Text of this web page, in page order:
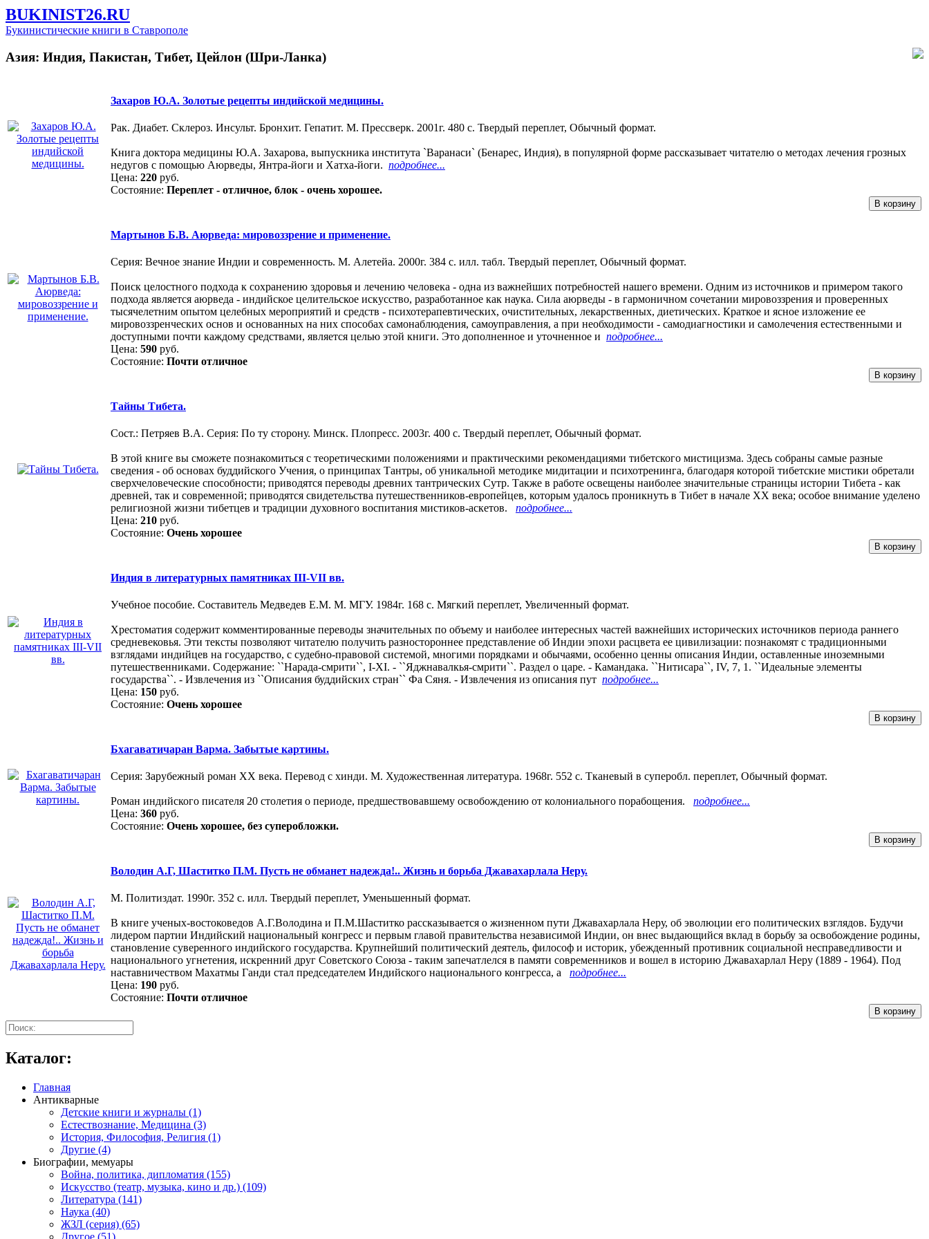
BUKINIST26.RU
Букинистические книги в Ставрополе
Азия: Индия, Пакистан, Тибет, Цейлон (Шри-Ланка)
Захаров Ю.А. Золотые рецепты индийской медицины.
Рак. Диабет. Склероз. Инсульт. Бронхит. Гепатит. М. Прессверк. 2001г. 480 с. Твердый переплет, Обычный формат.
Книга доктора медицины Ю.А. Захарова, выпускника института `Варанаси` (Бенарес, Индия), в популярной форме рассказывает читателю о методах лечения грозных
недугов с помощью Аюрведы, Янтра-йоги и Хатха-йоги. подробнее...
Цена: 220 руб.
Состояние: Переплет - отличное, блок - очень хорошее.
Мартынов Б.В. Аюрведа: мировоззрение и применение.
Серия: Вечное знание Индии и современность. М. Алетейа. 2000г. 384 с. илл. табл. Твердый переплет, Обычный формат.
Поиск целостного подхода к сохранению здоровья и лечению человека - одна из важнейших потребностей нашего времени. Одним из источников и примером такого
подхода является аюрведа - индийское целительское искусство, разработанное как наука. Сила аюрведы - в гармоничном сочетании мировоззрения и проверенных
тысячелетним опытом целебных мероприятий и средств - психотерапевтических, очистительных, лекарственных, диетических. Краткое и ясное изложение ее
мировоззренческих основ и основанных на них способах самонаблюдения, самоуправления, а при необходимости - самодиагностики и самолечения естественными и
доступными почти каждому средствами, является целью этой книги. Это дополненное и уточненное и подробнее...
Цена: 590 руб.
Состояние: Почти отличное
Тайны Тибета.
Сост.: Петряев В.А. Серия: По ту сторону. Минск. Плопресс. 2003г. 400 с. Твердый переплет, Обычный формат.
В этой книге вы сможете познакомиться с теоретическими положениями и практическими рекомендациями тибетского мистицизма. Здесь собраны самые разные
сведения - об основах буддийского Учения, о принципах Тантры, об уникальной методике мидитации и психотренинга, благодаря которой тибетские мистики обретали
сверхчеловеческие способности; приводятся переводы древних тантрических Сутр. Также в работе освещены наиболее значительные страницы истории Тибета - как
древней, так и современной; приводятся свидетельства путешественников-европейцев, которым удалось проникнуть в Тибет в начале XX века; особое внимание уделено
религиозной жизни тибетцев и традиции духовного воспитания мистиков-аскетов. подробнее...
Цена: 210 руб.
Состояние: Очень хорошее
Индия в литературных памятниках III-VII вв.
Учебное пособие. Составитель Медведев Е.М. М. МГУ. 1984г. 168 с. Мягкий переплет, Увеличенный формат.
Хрестоматия содержит комментированные переводы значительных по объему и наиболее интересных частей важнейших исторических источников периода раннего
средневековья. Эти тексты позволяют читателю получить разностороннее представление об Индии эпохи расцвета ее цивилизации: познакомят с традиционными
взглядами индийцев на государство, с судебно-правовой системой, многими порядками и обычаями, особенно ценны описания Индии, оставленные иноземными
путешественниками. Содержание: ``Нарада-смрити``, I-ХI. - ``Яджнавалкья-смрити``. Раздел о царе. - Камандака. ``Нитисара``, IV, 7, 1. ``Идеальные элементы
государства``. - Извлечения из ``Описания буддийских стран`` Фа Сяня. - Извлечения из описания пут подробнее...
Цена: 150 руб.
Состояние: Очень хорошее
Бхагаватичаран Варма. Забытые картины.
Серия: Зарубежный роман XX века. Перевод с хинди. М. Художественная литература. 1968г. 552 с. Тканевый в суперобл. переплет, Обычный формат.
Роман индийского писателя 20 столетия о периоде, предшествовавшему освобождению от колониального порабощения. подробнее...
Цена: 360 руб.
Состояние: Очень хорошее, без суперобложки.
Володин А.Г, Шаститко П.М. Пусть не обманет надежда!.. Жизнь и борьба Джавахарлала Неру.
М. Политиздат. 1990г. 352 с. илл. Твердый переплет, Уменьшенный формат.
В книге ученых-востоковедов А.Г.Володина и П.М.Шаститко рассказывается о жизненном пути Джавахарлала Неру, об эволюции его политических взглядов. Будучи
лидером партии Индийский национальный конгресс и первым главой правительства независимой Индии, он внес выдающийся вклад в борьбу за освобождение родины,
становление суверенного индийского государства. Крупнейший политический деятель, философ и историк, убежденный противник социальной несправедливости и
национального угнетения, искренний друг Советского Союза - таким запечатлелся в памяти современников и вошел в историю Джавахарлал Неру (1889 - 1964). Под
наставничеством Махатмы Ганди стал председателем Индийского национального конгресса, а подробнее...
Цена: 190 руб.
Состояние: Почти отличное
Каталог:
Главная
Антикварные
Детские книги и журналы (1)
Естествознание, Медицина (3)
История, Философия, Религия (1)
Другие (4)
Биографии, мемуары
Война, политика, дипломатия (155)
Искусство (театр, музыка, кино и др.) (109)
Литература (141)
Наука (40)
ЖЗЛ (серия) (65)